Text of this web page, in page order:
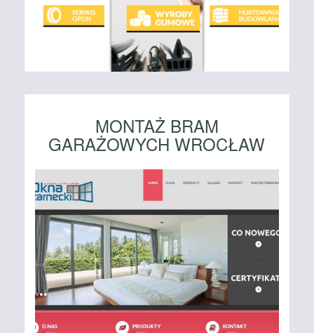
MONTAŻ BRAM
GARAŻOWYCH WROCŁAW